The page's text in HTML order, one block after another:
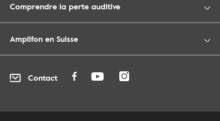
Comprendre la perte auditive
Amplifon en Suisse
Contact